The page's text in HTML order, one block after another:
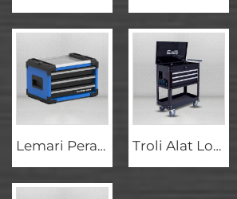
Lemari Peralatan Profesional GL2105 dengan Permukaan Atas Stainless Steel Troli Alat Logam Hitam GL304 dengan 3 Laci